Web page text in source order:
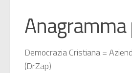
Democrazia Cristiana =
(DrZap)